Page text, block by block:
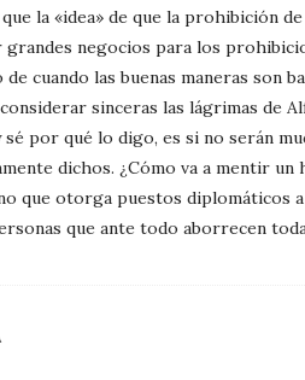
la «idea» de que la prohibición
negocios para los
cuando las buenas maneras son
sinceras las lágrimas de
por qué lo digo, es si no serán
dichos. ¿Cómo va a mentir un
que otorga puestos diplomáticos a
que ante todo aborrecen